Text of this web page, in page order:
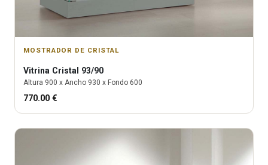
MOSTRADOR DE CRISTAL
Vitrina Cristal 93/90
Altura 900 x Ancho 930 x Fondo 600
770.00 €